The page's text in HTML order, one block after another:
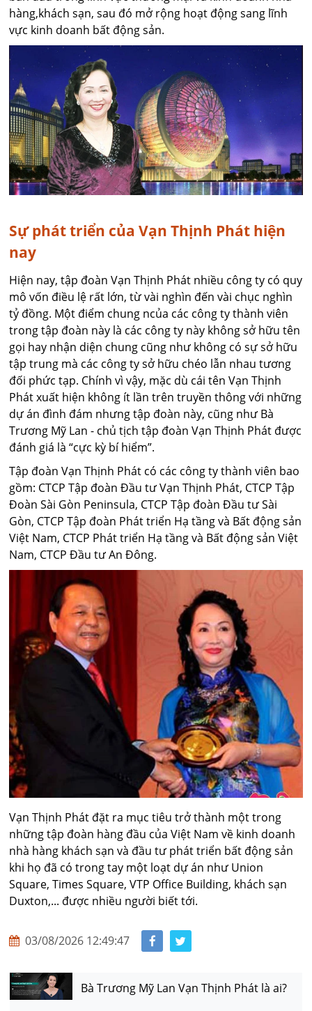
hàng,khách sạn, sau đó mở rộng hoạt động sang lĩnh
vực kinh doanh bất động sản.
Sự phát triển của Vạn Thịnh Phát hiện
nay
Hiện nay, tập đoàn Vạn Thịnh Phát nhiều công ty có quy
mô vốn điều lệ rất lớn, từ vài nghìn đến vài chục nghìn
tỷ đồng. Một điểm chung ncủa các công ty thành viên
trong tập đoàn này là các công ty này không sở hữu tên
gọi hay nhận diện chung cũng như không có sự sở hữu
tập trung mà các công ty sở hữu chéo lẫn nhau tương
đối phức tạp. Chính vì vậy, mặc dù cái tên Vạn Thịnh
Phát xuất hiện không ít lần trên truyền thông với những
dự án đình đám nhưng tập đoàn này, cũng như Bà
Trương Mỹ Lan - chủ tịch tập đoàn Vạn Thịnh Phát được
đánh giá là “cực kỳ bí hiểm”.
Tập đoàn Vạn Thịnh Phát có các công ty thành viên bao
gồm: CTCP Tập đoàn Đầu tư Vạn Thịnh Phát, CTCP Tập
Đoàn Sài Gòn Peninsula, CTCP Tập đoàn Đầu tư Sài
Gòn, CTCP Tập đoàn Phát triển Hạ tầng và Bất động sản
Việt Nam, CTCP Phát triển Hạ tầng và Bất động sản Việt
Nam, CTCP Đầu tư An Đông.
Vạn Thịnh Phát đặt ra mục tiêu trở thành một trong
những tập đoàn hàng đầu của Việt Nam về kinh doanh
nhà hàng khách sạn và đầu tư phát triển bất động sản
khi họ đã có trong tay một loạt dự án như Union
Square, Times Square, VTP Office Building, khách sạn
Duxton,... được nhiều người biết tới.
03/08/2026 12:49:47
Bà Trương Mỹ Lan Vạn Thịnh Phát là ai?